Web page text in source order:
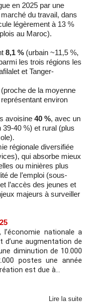
en 2025 par une
du travail, dans
légèrement à 13 %
au Maroc).
8,1 % (urbain ~11,5 %,
les trois régions les
et Tanger-
(proche de la moyenne
environ
avoisine 40 %, avec un
40 %) et rural (plus
régionale diversifiée
qui absorbe mieux
ou minières plus
de l’emploi (sous-
l’accès des jeunes et
majeurs à surveiller
nationale a
d’une augmentation de
diminution de 10.000
postes une année
est due à...
Lire la suite